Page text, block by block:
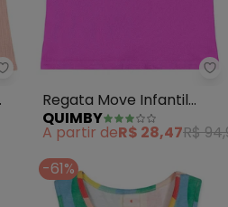
Colorittá - Regata Infantil
Regata Move Infantil
Menina (Rosa)
QUIMBY
A partir deR$ 28,47R$
-61%